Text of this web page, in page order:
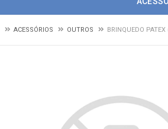
ACESSÓRIOS OUTROS BRINQUEDO PATEX